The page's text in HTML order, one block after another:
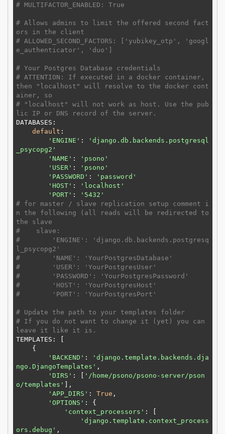
# MULTIFACTOR_ENABLED: True
# Allows admins to limit the offered second fact
ors in the client
# ALLOWED_SECOND_FACTORS: ['yubikey_otp', 'googl
e_authenticator', 'duo']
# Your Postgres Database credentials
# ATTENTION: If executed in a docker container,
then "localhost" will resolve to the docker cont
ainer, so
# "localhost" will not work as host. Use the pub
lic IP or DNS record of the server.
DATABASES:
default :
'ENGINE' :
'django.db.backends.postgresql
_psycopg2'
'NAME' :
'psono'
'USER' :
'psono'
'PASSWORD' :
'password'
'HOST' :
'localhost'
'PORT' :
'5432'
# for master / slave replication setup comment i
n the following (all reads will be redirected to
the slave
#    slave:
#        'ENGINE': 'django.db.backends.postgresq
l_psycopg2'
#        'NAME': 'YourPostgresDatabase'
#        'USER': 'YourPostgresUser'
#        'PASSWORD': 'YourPostgresPassword'
#        'HOST': 'YourPostgresHost'
#        'PORT': 'YourPostgresPort'
# Update the path to your templates folder
# If you do not want to change it (yet) you can
leave it like it is.
TEMPLATES: [
'BACKEND' :
'django.template.backends.dja
ngo.DjangoTemplates' ,
'DIRS' : [ '/home/psono/psono-server/pson
o/templates' ],
'APP_DIRS' : True ,
'OPTIONS' : {
'context_processors' : [
'django.template.context_process
ors.debug' ,